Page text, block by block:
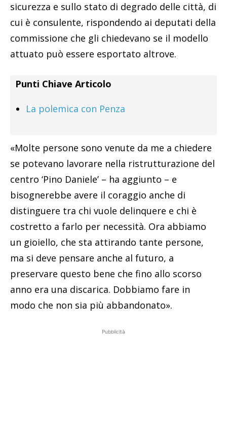
sicurezza e sullo stato di degrado delle città, di
cui è consulente, rispondendo ai deputati della
commissione che gli chiedevano se il modello
attuato può essere esportato altrove.
Punti Chiave Articolo
La polemica con Penza
«Molte persone sono venute da me a chiedere
se potevano lavorare nella ristrutturazione del
centro ‘Pino Daniele’ – ha aggiunto – e
bisognerebbe avere il coraggio anche di
distinguere tra chi vuole delinquere e chi è
costretto a farlo per necessità. Ora abbiamo
un gioiello, che sta attirando tante persone,
ma si deve pensare anche al futuro, a
preservare questo bene che fino allo scorso
anno era una discarica. Dobbiamo fare in
modo che non sia più abbandonato».
Pubblicità